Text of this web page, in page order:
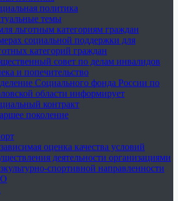
политика
темы
льготным категориям граждан
социальной поддержки для
категорий граждан
совет по делам инвалидов
и попечительство
Социального фонда России по
области информирует
контракт
поколение
оценка качества условий
деятельности организациями
спортивной направленности